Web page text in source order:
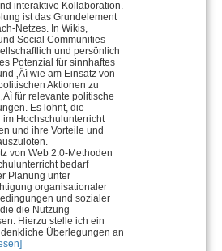
interaktive Kollaboration.
ist das Grundelement
Netzes. In Wikis,
Social Communities
und persönlich
Potenzial für sinnhaftes
‚Äì wie am Einsatz von
Aktionen zu
für relevante politische
Es lohnt, die
im Hochschulunterricht
und ihre Vorteile und
von Web 2.0-Methoden
bedarf
Planung unter
organisationaler
und sozialer
die Nutzung
Hierzu stelle ich ein
Überlegungen an